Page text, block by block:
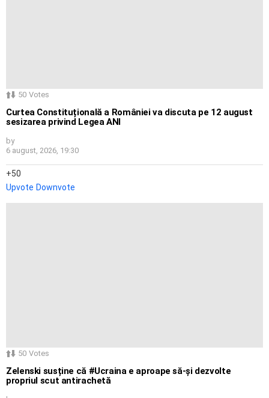
50 Votes
Curtea Constituțională a României va discuta pe 12 august
sesizarea privind Legea ANI
by
6 august, 2026, 19:30
50
Upvote Downvote
50 Votes
Zelenski susține că #Ucraina e aproape să-și dezvolte
propriul scut antirachetă